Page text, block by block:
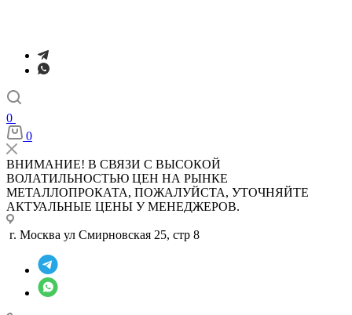
0
0
ВНИМАНИЕ! В СВЯЗИ С ВЫСОКОЙ
ВОЛАТИЛЬНОСТЬЮ ЦЕН НА РЫНКЕ
МЕТАЛЛОПРОКАТА, ПОЖАЛУЙСТА, УТОЧНЯЙТЕ
АКТУАЛЬНЫЕ ЦЕНЫ У МЕНЕДЖЕРОВ.
г. Москва ул Смирновская 25, стр 8